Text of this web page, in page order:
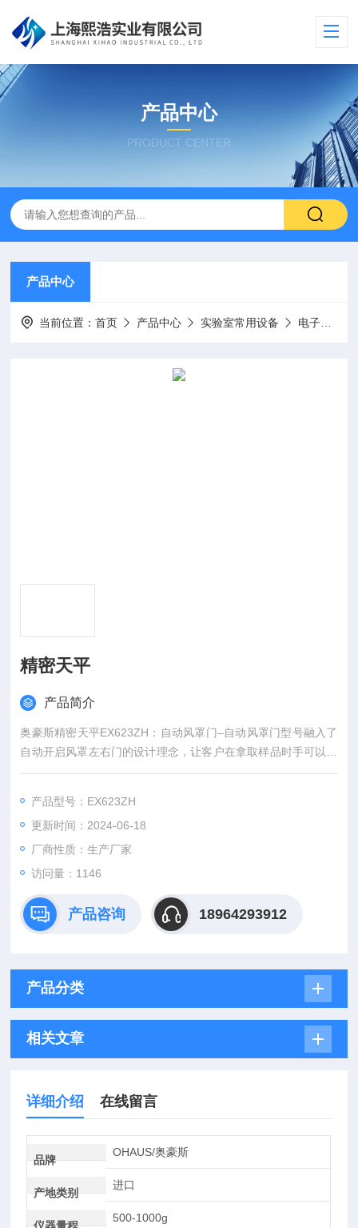
产品中心
PRODUCT CENTER
产品中心
当前位置：首页 产品中心 实验室常用设备 电子天平
精密天平
产品简介
奥豪斯精密天平EX623ZH：自动风罩门–自动风罩门型号融入了
自动开启风罩左右门的设计理念，让客户在拿取样品时手可以不
接触到天平，同时上盖门即可向后滑动又可向上掀盖。
产品型号：EX623ZH
更新时间：2024-06-18
厂商性质：生产厂家
访问量：1146
产品咨询 18964293912
产品分类
相关文章
详细介绍 在线留言
品牌
OHAUS/奥豪斯
产地类别
进口
500-1000g